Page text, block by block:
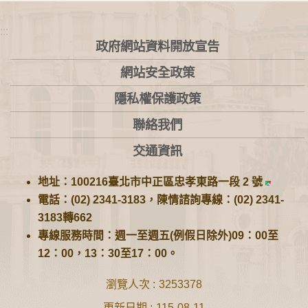
:::
政府網站資料開放宣告
網站安全政策
隱私權保護政策
聯絡我們
交通資訊
地址：100216臺北市中正區忠孝東路一段 2 號
電話：(02) 2341-3183，陳情諮詢專線：(02) 2341-
3183轉662
專線服務時間：週一至週五(例假日除外)09：00至
12：00，13：30至17：00。
瀏覽人次
3253378